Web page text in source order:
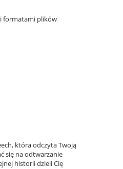
formatami plików
która odczyta Twoją
się na odtwarzanie
historii dzieli Cię